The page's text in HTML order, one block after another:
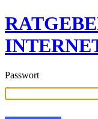
Passwort